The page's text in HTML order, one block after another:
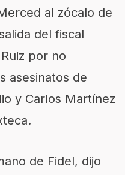
al zócalo de
del fiscal
por no
asesinatos de
y Carlos Martínez
de Fidel, dijo